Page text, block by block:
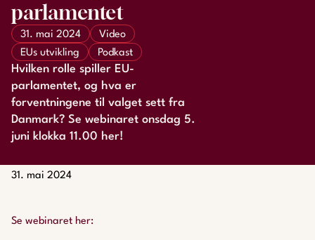
31. mai 2024
parlamentet
31. mai 2024
Video
EUs utvikling
Podkast
Hvilken rolle spiller EU-
parlamentet, og hva er
forventningene til valget sett fra
Danmark? Se webinaret onsdag 5.
juni klokka 11.00 her!
Se webinaret her: